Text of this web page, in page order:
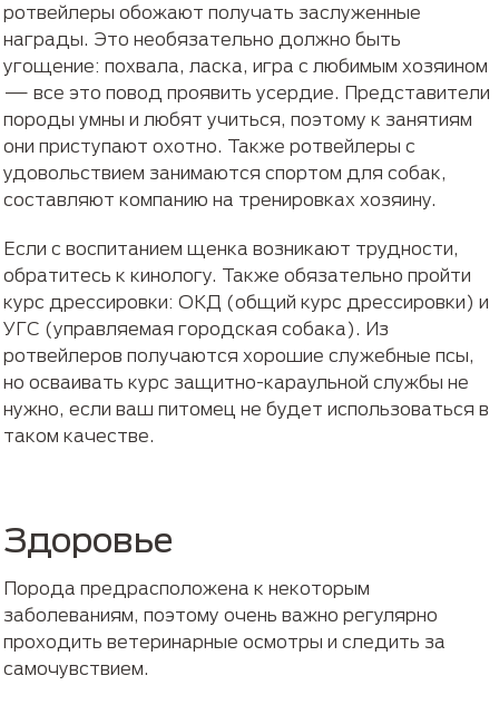
ротвейлеры обожают получать заслуженные
награды. Это необязательно должно быть
угощение: похвала, ласка, игра с любимым хозяином
— все это повод проявить усердие. Представители
породы умны и любят учиться, поэтому к занятиям
они приступают охотно. Также ротвейлеры с
удовольствием занимаются спортом для собак,
составляют компанию на тренировках хозяину.
Если с воспитанием щенка возникают трудности,
обратитесь к кинологу. Также обязательно пройти
курс дрессировки: ОКД (общий курс дрессировки) и
УГС (управляемая городская собака). Из
ротвейлеров получаются хорошие служебные псы,
но осваивать курс защитно-караульной службы не
нужно, если ваш питомец не будет использоваться в
таком качестве.
Здоровье
Порода предрасположена к некоторым
заболеваниям, поэтому очень важно регулярно
проходить ветеринарные осмотры и следить за
самочувствием.